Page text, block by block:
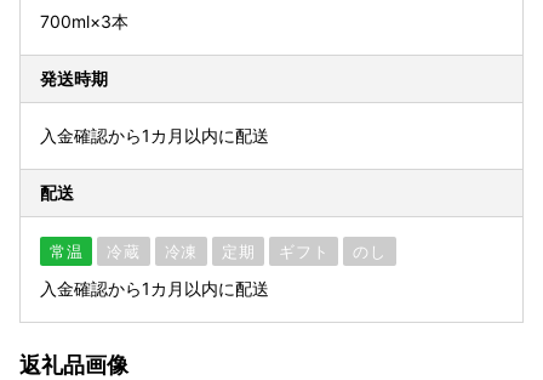
700ml×3本
発送時期
入金確認から1カ月以内に配送
配送
常温 冷蔵 冷凍 定期 ギフト のし
入金確認から1カ月以内に配送
返礼品画像